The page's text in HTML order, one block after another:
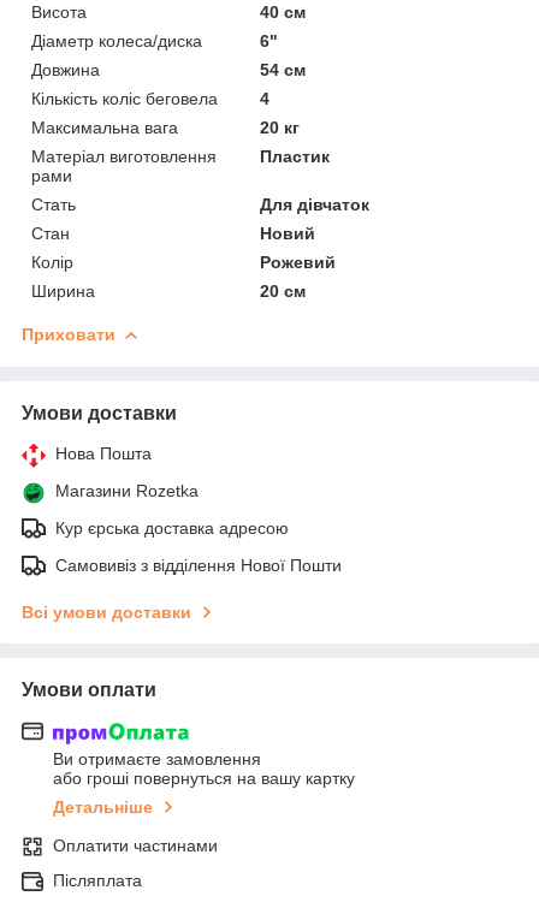
Висота
40 см
Діаметр колеса/диска
6"
Довжина
54 см
Кількість коліс беговела
4
Максимальна вага
20 кг
Матеріал виготовлення
рами
Пластик
Стать
Для дівчаток
Стан
Новий
Колір
Рожевий
Ширина
20 см
Приховати
Умови доставки
Нова Пошта
Магазини Rozetka
Кур єрська доставка адресою
Самовивіз з відділення Нової Пошти
Всі умови доставки
Умови оплати
Ви отримаєте замовлення
або гроші повернуться на вашу картку
Детальніше
Оплатити частинами
Післяплата